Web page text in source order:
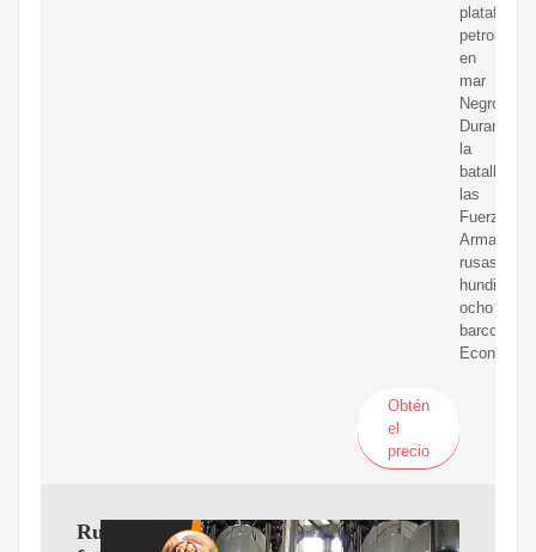
plataforma
petrolífera
en
mar
Negro
Durante
la
batalla,
las
Fuerzas
Armadas
rusas
hundieron
ocho
barcos
Economía
Obtén
el
precio
Rusia